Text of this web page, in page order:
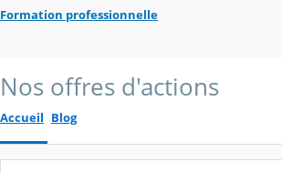
Formation professionnelle
Nos offres d'actions
Accueil Blog